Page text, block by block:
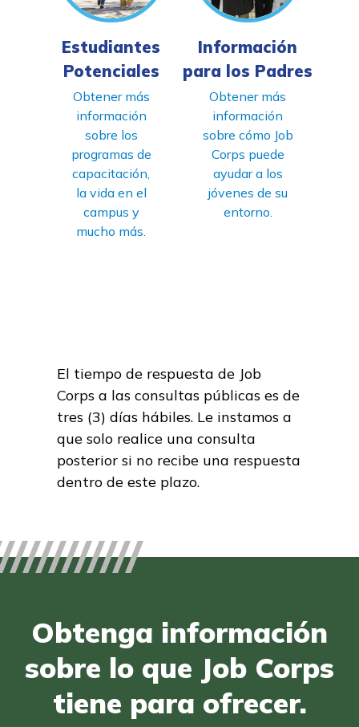
Estudiantes
Potenciales
Obtener más
información
sobre los
programas de
capacitación,
la vida en el
campus y
mucho más.
Información
para los Padres
Obtener más
información
sobre cómo Job
Corps puede
ayudar a los
jóvenes de su
entorno.
El tiempo de respuesta de Job
Corps a las consultas públicas es de
tres (3) días hábiles. Le instamos a
que solo realice una consulta
posterior si no recibe una respuesta
dentro de este plazo.
Obtenga información
sobre lo que Job Corps
tiene para ofrecer.